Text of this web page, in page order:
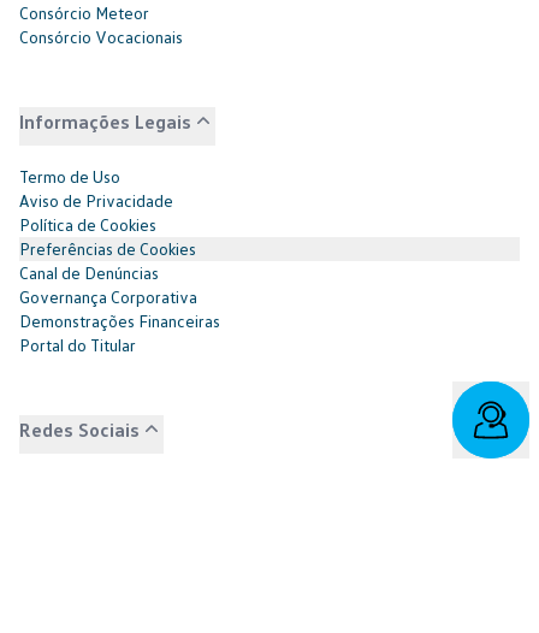
Consórcio Meteor
Consórcio Vocacionais
Informações Legais
Termo de Uso
Aviso de Privacidade
Política de Cookies
Preferências de Cookies
Canal de Denúncias
Governança Corporativa
Demonstrações Financeiras
Portal do Titular
Redes Sociais